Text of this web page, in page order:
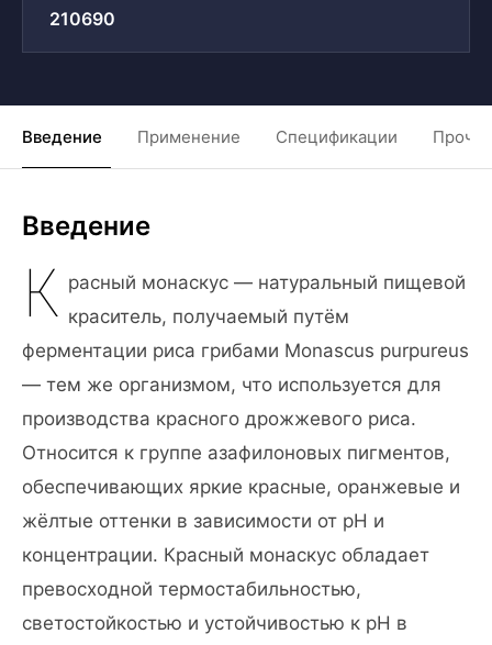
210690
Введение Применение Спецификации
Введение
К расный монаскус — натуральный пищевой
краситель, получаемый путём
ферментации риса грибами Monascus purpureus
— тем же организмом, что используется для
производства красного дрожжевого риса.
Относится к группе азафилоновых пигментов,
обеспечивающих яркие красные, оранжевые и
жёлтые оттенки в зависимости от pH и
концентрации. Красный монаскус обладает
превосходной термостабильностью,
светостойкостью и устойчивостью к pH в